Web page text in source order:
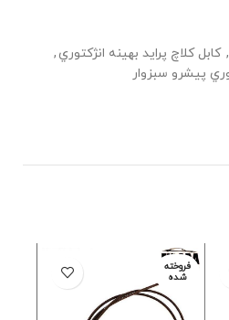
, كابل كلاچ پرايد بهينه انژكتوري ,
پیشرو سبزوار
فروخته
شده